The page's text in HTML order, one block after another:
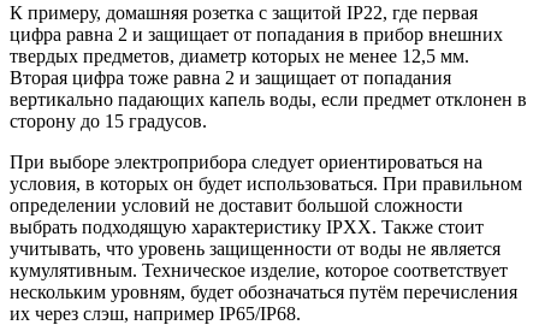
К примеру, домашняя розетка с защитой IP22, где первая
цифра равна 2 и защищает от попадания в прибор внешних
твердых предметов, диаметр которых не менее 12,5 мм.
Вторая цифра тоже равна 2 и защищает от попадания
вертикально падающих капель воды, если предмет отклонен в
сторону до 15 градусов.
При выборе электроприбора следует ориентироваться на
условия, в которых он будет использоваться. При правильном
определении условий не доставит большой сложности
выбрать подходящую характеристику IPXX. Также стоит
учитывать, что уровень защищенности от воды не является
кумулятивным. Техническое изделие, которое соответствует
нескольким уровням, будет обозначаться путём перечисления
их через слэш, например IP65/IP68.